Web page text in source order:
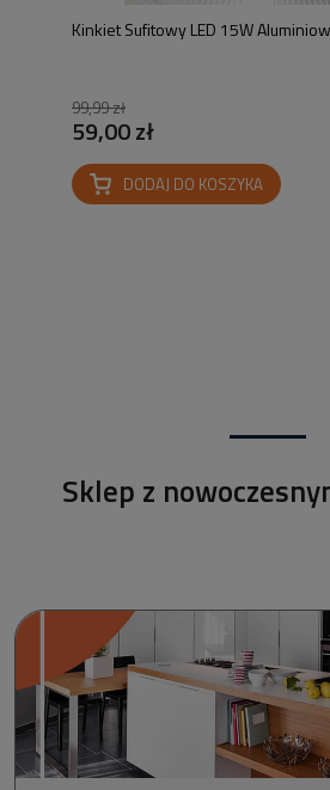
Kinkiet Sufitowy LED 15W
99,99 zł
59,00 zł
DODAJ DO KOSZYKA
Sklep z